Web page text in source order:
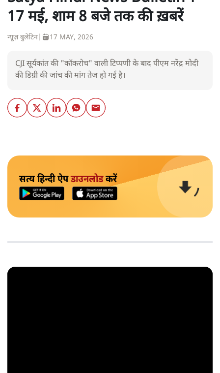
17 मई, शाम 8 बजे तक की ख़बरें
न्यूज़ बुलेटिन 17 MAY, 2026
CJI सूर्यकांत की "कॉकरोच" वाली टिप्पणी के बाद पीएम नरेंद्र मोदी
की डिग्री की जांच की मांग तेज हो गई है।
सत्य हिन्दी ऐपडाउनलोडकरें